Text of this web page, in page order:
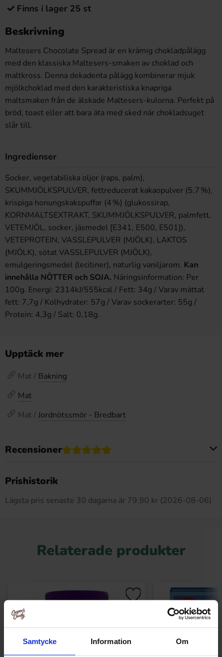
Samtycke Information Om
Finns i lager 25 st
Beskrivning
Maltesers Chocolate Spread är en krämig chokladpålägg
med den klassiska Maltesers-smaken av choklad och
maltkross. Denna dekadenta pålägg kombinerar mjuk
mjölkchoklad med den karakteristiska knapriga
maltsmaken från de älskade Maltesers-kulorna. Perfekt på
bröd, toast eller att bara äta med sked när chokladsuget
slår till.
Ingredienser
Socker, vegetabiliska oljor (raps, palm),
SKUMMJÖLKSPULVER, fettreducerat kakaopulver (5,7 %),
krispiga honungskakspuffar (4 %) (glukossirap,
KORNMALTS­EXTRAKT, SKUMMJÖLKSPULVER, palmfett,
VETEMJÖL, socker, jäsmedel [E341, E500, E501]),
VETEPROTEIN, VASSLEPULVER (MJÖLK), LAKTOS
(MJÖLK), sötat VASSLEPULVER (MJÖLK),
emulgeringsmedel (lecitiner), naturlig vaniljarom. Kan
innehålla NÖTTER och SOJA. Näringsinformation: Per
100g. Energi: 2314kJ/555kcal / Fett: 34g / Varav mättat
fett: 7,7g / Kolhydrater: 57g / Varav sockerarter: 55g /
Protein: 4,3g / Salt: 0,18g.
Upptäck mer
Mat / Bakning
Mat
Mat / Jordnötssmör - Bredbart
Recensioner
Prishistorik
Lägsta pris senaste 30 dagarna är 79.90 kr (2026-08-06)
Relaterade produkter